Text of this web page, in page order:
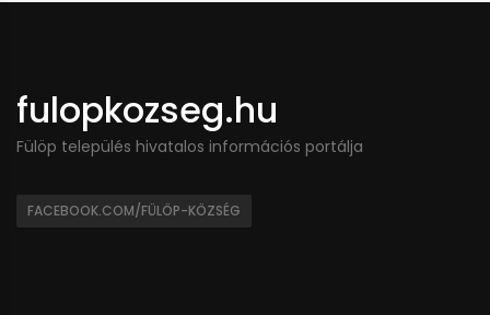
fulopkozseg.hu
Fülöp település hivatalos információs portálja
FACEBOOK.COM/FÜLÖP-KÖZSÉG